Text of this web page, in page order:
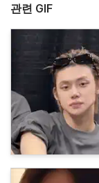
관련 GIF